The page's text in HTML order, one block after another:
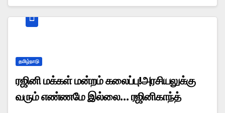
தமிழ்நாடு
ரஜினி மக்கள் மன்றம் கலைப்பு!அரசியலுக்கு
வரும் எண்ணமே இல்லை… ரஜினிகாந்த்